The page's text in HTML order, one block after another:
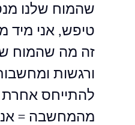
שהמוח שלנו
טיפש, אני מיד
זה מה שהמוח
ורגשות
להתייחס אחרת
מהמחשבה =